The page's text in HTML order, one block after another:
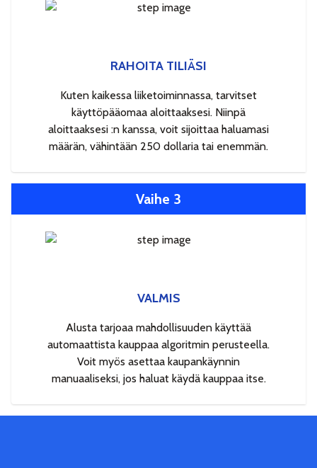
RAHOITA TILIÄSI
Kuten kaikessa liiketoiminnassa, tarvitset
käyttöpääomaa aloittaaksesi. Niinpä
aloittaaksesi :n kanssa, voit sijoittaa haluamasi
määrän, vähintään 250 dollaria tai enemmän.
Vaihe 3
VALMIS
Alusta tarjoaa mahdollisuuden käyttää
automaattista kauppaa algoritmin perusteella.
Voit myös asettaa kaupankäynnin
manuaaliseksi, jos haluat käydä kauppaa itse.